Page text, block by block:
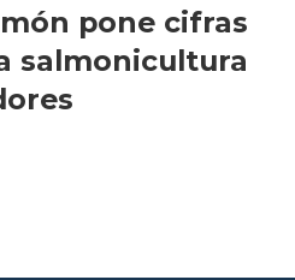
pone cifras
salmonicultura